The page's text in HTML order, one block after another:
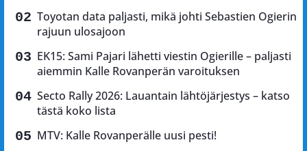
Toyotan data paljasti, mikä johti Sebastien Ogierin
rajuun ulosajoon
EK15: Sami Pajari lähetti viestin Ogierille – paljasti
aiemmin Kalle Rovanperän varoituksen
Secto Rally 2026: Lauantain lähtöjärjestys – katso
tästä koko lista
MTV: Kalle Rovanperälle uusi pesti!